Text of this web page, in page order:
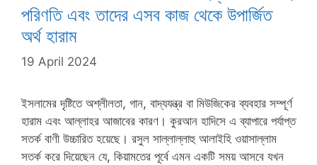
পরিণতি এবং তাদের এসব কাজ থেকে উপার্জিত
অর্থ হারাম
19 April 2024
ইসলামের দৃষ্টিতে অশ্লীলতা, গান, বাদ্যযন্ত্র বা মিউজিকের ব্যবহার সম্পূর্ণ
হারাম এবং আল্লাহর আজাবের কারণ। কুরআন হাদিসে এ ব্যাপারে পর্যাপ্ত
সতর্ক বাণী উচ্চারিত হয়েছে। রসুল সাল্লাল্লাহু আলাইহি ওয়াসাল্লাম
সতর্ক করে দিয়েছেন যে, কিয়ামতের পূর্বে এমন একটি সময় আসবে যখন